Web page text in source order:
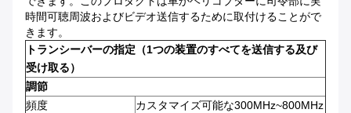
時間可聴周波およびビデオ送信するために取付けることがで
きます。
トランシーバーの指定（1つの装置のすべてを送信する及び
受け取る）
調節
頻度
カスタマイズ可能な300MHz~800MHz